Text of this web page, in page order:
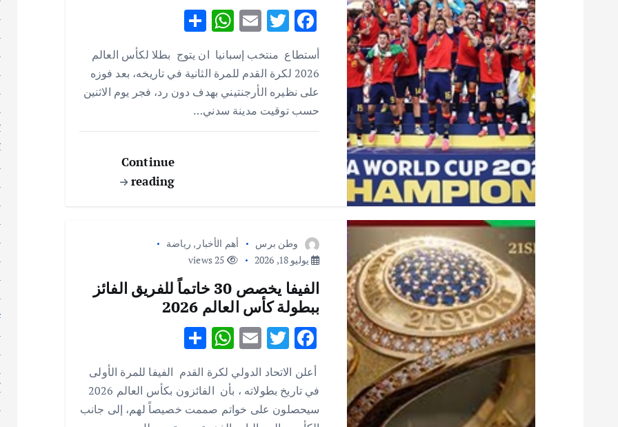
F
ac
e
b
o
o
T
it
te
r
E
m
ai
l
W
h
at
s
A
p
S
ar
e
أستطاع منتخب إسبانيا ان يتوج بطلا لكأس العالم
2026 لكرة القدم للمرة الثانية في تاريخه، بعد فوزه
على نظيره الأرجنتيني بهدف دون رد، فجر يوم الاثنين
حسب توقيت مدينة سدني…
Continue
reading
وطن برس أهم الأخبار , رياضة
يوليو 18, 2026
الفيفا يخصص 30 خاتماً للفريق الفائز
ببطولة كأس العالم 2026
F
ac
e
b
T
w
it
te
E
m
ai
l
W
h
at
s
S
h
ar
e
أعلن الاتحاد الدولي لكرة القدم الفيفا للمرة الأولى
في تاريخ بطولاته ، بأن الفائزون بكأس العالم 2026
سيحصلون على خواتم صممت خصيصاً لهم، إلى جانب